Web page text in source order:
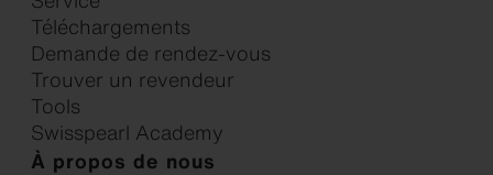
Téléchargements
Demande de rendez-vous
Trouver un revendeur
Tools
Swisspearl Academy
À propos de nous